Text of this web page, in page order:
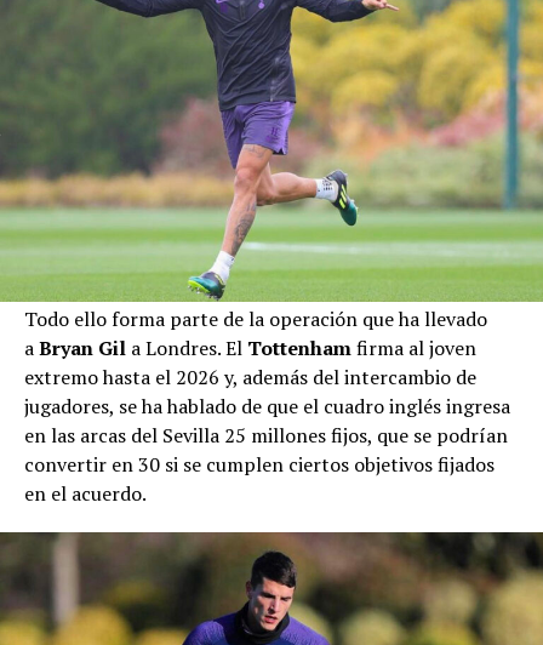
Todo ello forma parte de la operación que ha llevado
aBryan Gil a Londres. El Tottenhamfirma al joven
extremo hasta el 2026 y, además del intercambio de
jugadores, se ha hablado de que el cuadro inglés ingresa
en las arcas del Sevilla 25 millones fijos, que se podrían
convertir en 30 si se cumplen ciertos objetivos fijados
en el acuerdo.